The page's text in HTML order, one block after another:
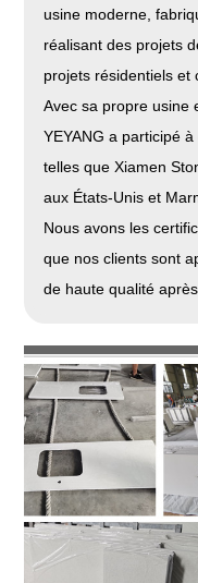
usine moderne,
réalisant des projets
projets résidentiels et
Avec sa propre usine
YEYANG a participé
telles que Xiamen
aux États-Unis et
Nous avons les
que nos clients sont
de haute qualité